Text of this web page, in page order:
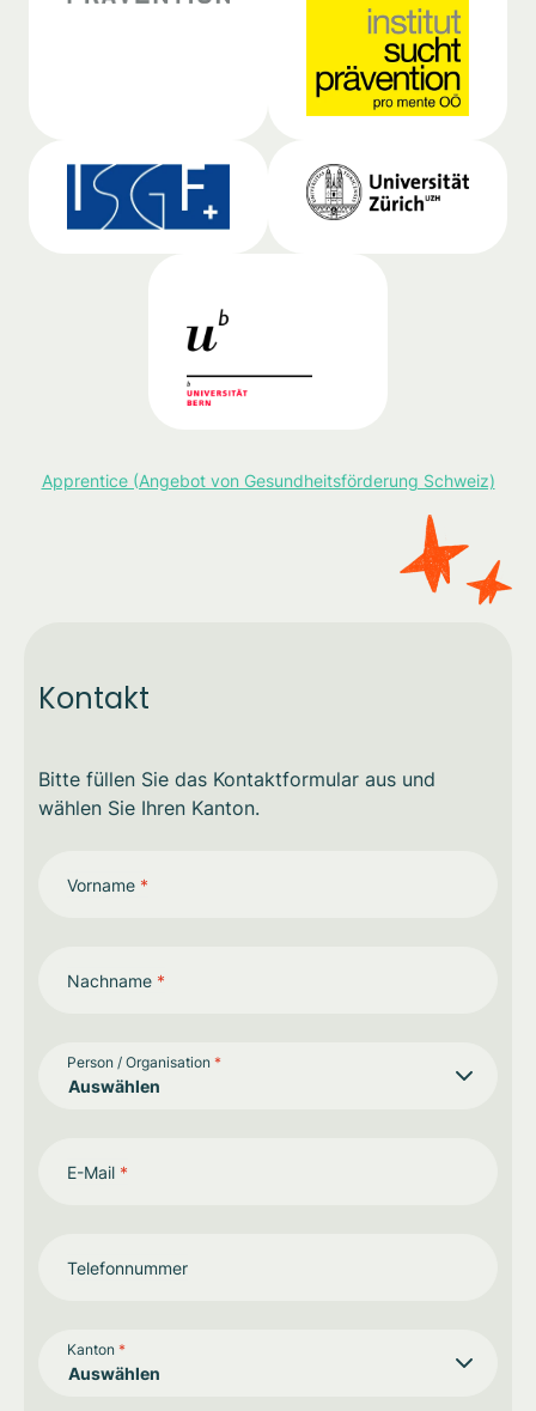
Apprentice (Angebot von Gesundheitsförderung Schweiz)
Kontakt
Bitte füllen Sie das Kontaktformular aus und
wählen Sie Ihren Kanton.
Vorname *
Nachname *
Person / Organisation *
E-Mail *
Telefonnummer
Kanton *